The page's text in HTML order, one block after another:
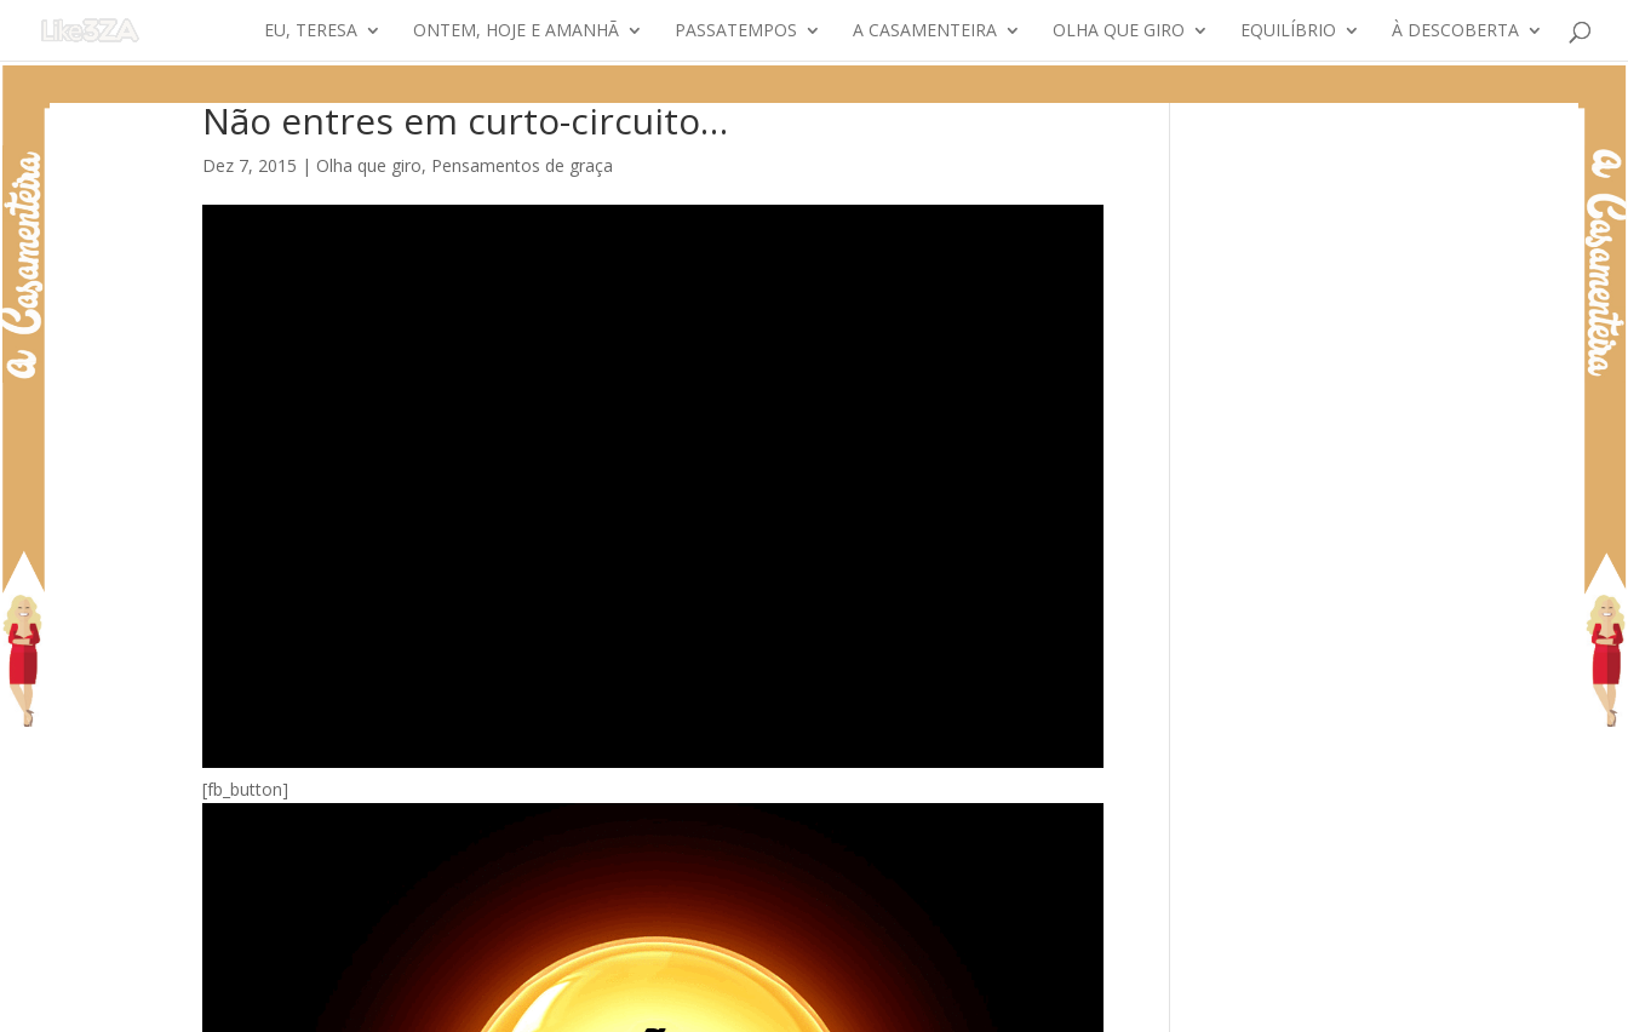
EU, TERESA ONTEM, HOJE E AMANHÃ PASSATEMPOS A CASAMENTEIRA OLHA QUE GIRO EQUILÍBRIO À DESCOBERTA
Não entres em curto-circuito…
Dez 7, 2015 | Olha que giro, Pensamentos de graça
[fb_button]